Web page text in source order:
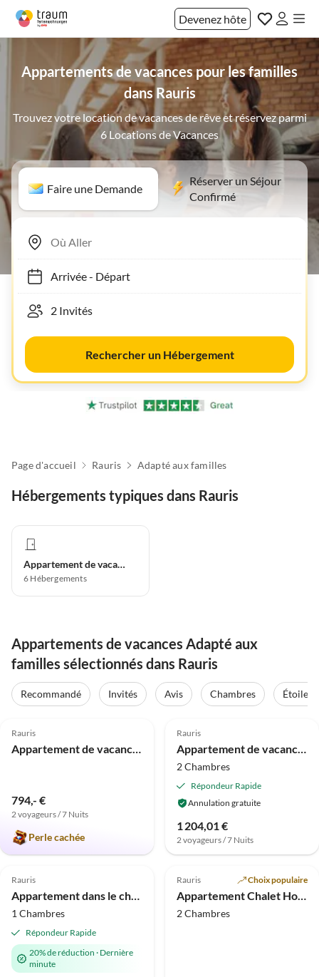
Devenez hôte
Appartements de vacances pour les familles
dans Rauris
Trouvez votre location de vacances de rêve et réservez parmi
6 Locations de Vacances
Faire une Demande
Réserver un Séjour
Confirmé
Arrivée- Départ
Rechercher un Hébergement
Page d'accueil Rauris Adapté aux familles
Hébergements typiques dans Rauris
Appartement de vacances
6 Hébergements
Appartements de vacances Adapté aux
familles sélectionnés dans Rauris
Recommandé Invités Avis Chambres
Étoiles
Rauris
Appartement de vacances Chalet Hochalmbahnen
794,- €
2 voyageurs / 7 Nuits
Perle cachée
Rauris
Appartement de vacances Belle Vue - Martina 3
2 Chambres
Répondeur Rapide
Annulation gratuite
1 204,01 €
2 voyageurs / 7 Nuits
Rauris
Appartement dans le chalet alpin Rauris, face aux pistes de ski
1 Chambres
Répondeur Rapide
20% de réduction · Dernière
minute
Rauris Choix populaire
Appartement Chalet Hochalmbahnen
2 Chambres